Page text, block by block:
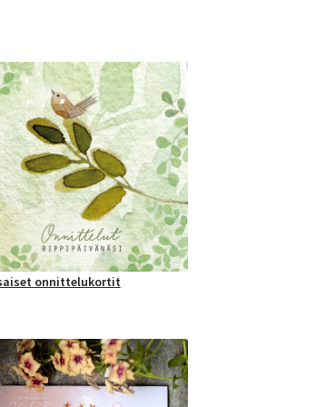
onnittelukortit